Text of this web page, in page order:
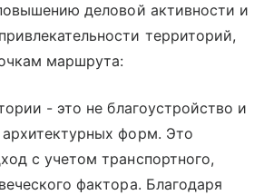
деловой активности и
территорий,
маршрута:
- это не благоустройство и
форм. Это
с учетом транспортного,
фактора. Благодаря